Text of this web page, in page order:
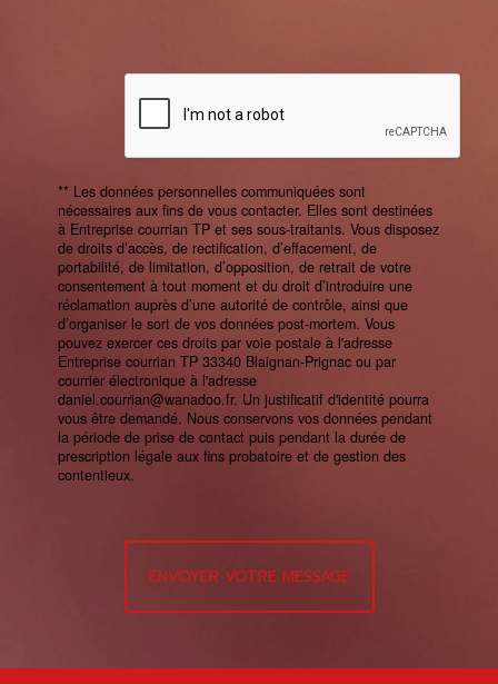
** Les données personnelles communiquées sont
nécessaires aux fins de vous contacter. Elles sont destinées
à Entreprise courrian TP et ses sous-traitants. Vous disposez
de droits d’accès, de rectification, d’effacement, de
portabilité, de limitation, d’opposition, de retrait de votre
consentement à tout moment et du droit d’introduire une
réclamation auprès d’une autorité de contrôle, ainsi que
d’organiser le sort de vos données post-mortem. Vous
pouvez exercer ces droits par voie postale à l'adresse
Entreprise courrian TP 33340 Blaignan-Prignac ou par
courrier électronique à l'adresse
daniel.courrian@wanadoo.fr. Un justificatif d'identité pourra
vous être demandé. Nous conservons vos données pendant
la période de prise de contact puis pendant la durée de
prescription légale aux fins probatoire et de gestion des
contentieux.
ENVOYER VOTRE MESSAGE